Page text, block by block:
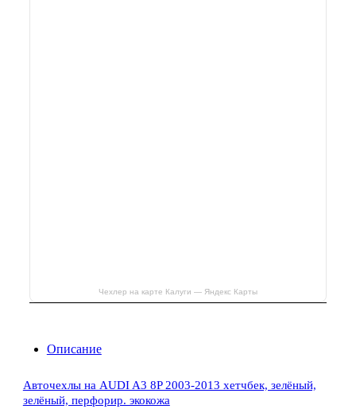
Чехлер на карте Калуги — Яндекс Карты
Описание
Авточехлы на AUDI A3 8P 2003-2013 хетчбек, зелёный,
зелёный, перфорир. экокожа